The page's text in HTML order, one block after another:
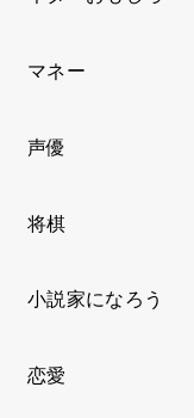
マネー
声優
将棋
小説家になろう
恋愛